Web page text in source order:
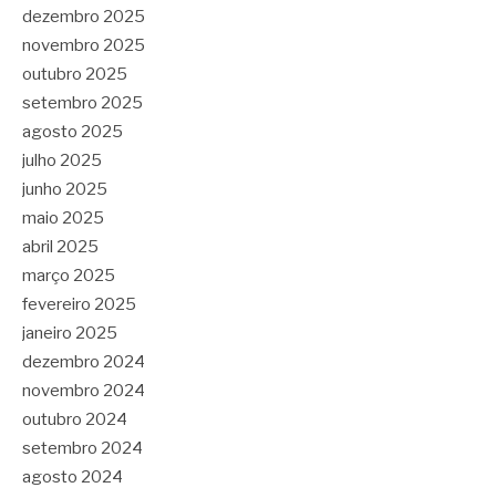
dezembro 2025
novembro 2025
outubro 2025
setembro 2025
agosto 2025
julho 2025
junho 2025
maio 2025
abril 2025
março 2025
fevereiro 2025
janeiro 2025
dezembro 2024
novembro 2024
outubro 2024
setembro 2024
agosto 2024